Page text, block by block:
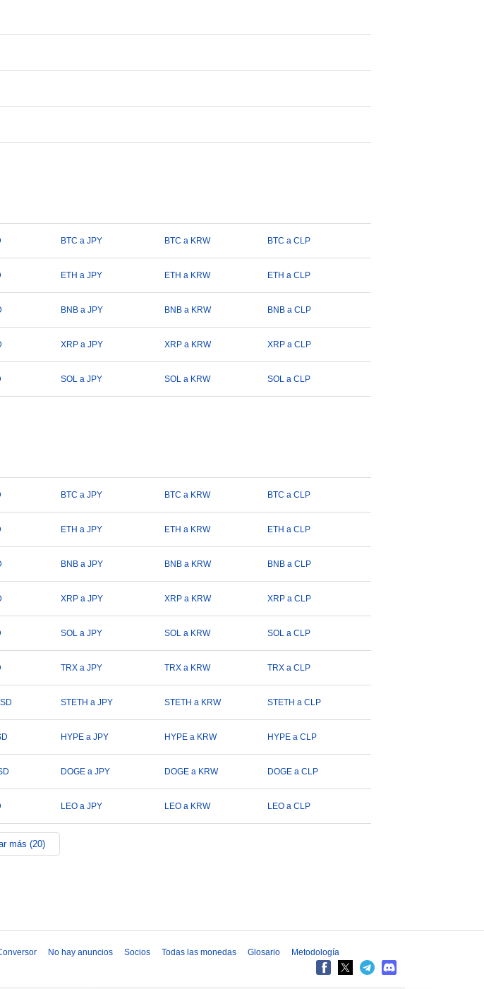
BTC a JPY BTC a KRW BTC a CLP
ETH a JPY ETH a KRW ETH a CLP
BNB a JPY BNB a KRW BNB a CLP
XRP a JPY XRP a KRW XRP a CLP
SOL a JPY SOL a KRW SOL a CLP
BTC a JPY BTC a KRW BTC a CLP
ETH a JPY ETH a KRW ETH a CLP
BNB a JPY BNB a KRW BNB a CLP
XRP a JPY XRP a KRW XRP a CLP
SOL a JPY SOL a KRW SOL a CLP
TRX a JPY TRX a KRW TRX a CLP
STETH a JPY STETH a KRW STETH a CLP
HYPE a JPY HYPE a KRW HYPE a CLP
DOGE a JPY DOGE a KRW DOGE a CLP
LEO a JPY LEO a KRW LEO a CLP
más (20)
No hay anuncios Socios Todas las monedas Glosario
Metodología